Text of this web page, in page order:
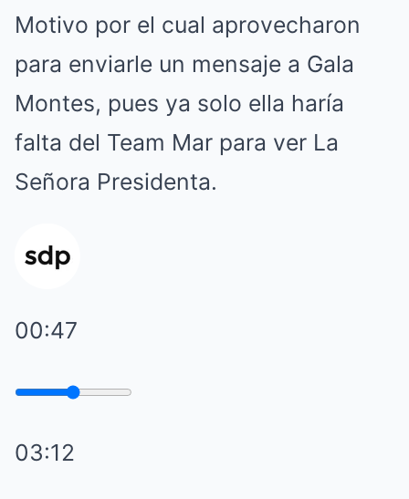
Motivo por el cual aprovecharon
para enviarle un mensaje a Gala
Montes, pues ya solo ella haría
falta del Team Mar para ver La
Señora Presidenta.
00:47
03:12